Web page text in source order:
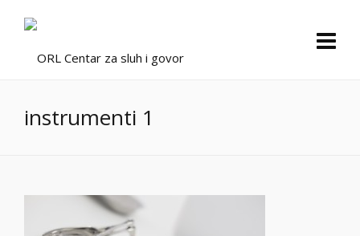
instrumenti 1